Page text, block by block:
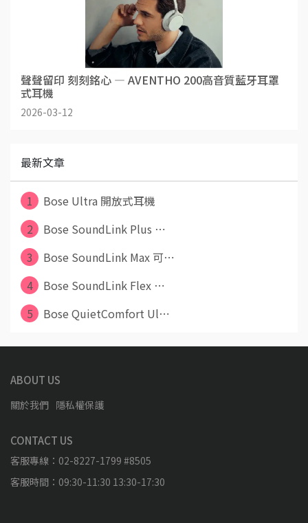
聲聲留印 刻刻銘心 — AVENTHO 200高音質藍牙耳罩
式耳機
2026-03-12
最新文章
1
Bose Ultra 開放式耳機
2
Bose SoundLink Plus ⋯
3
Bose SoundLink Max 可⋯
4
Bose SoundLink Flex ⋯
5
Bose QuietComfort Ul⋯
ABOUT US
關於我們 隱私權保護
CONTACT US
客服專線：02-8227-1799 #8505
客服時間：09:30-11:30 13:30-17:30